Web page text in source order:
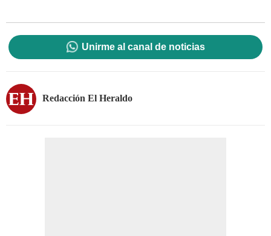
Unirme al canal de noticias
Redacción El Heraldo